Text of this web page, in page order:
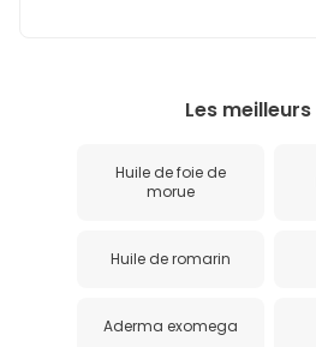
Les
Huile de foie de
morue
Huile de romarin
Aderma exomega